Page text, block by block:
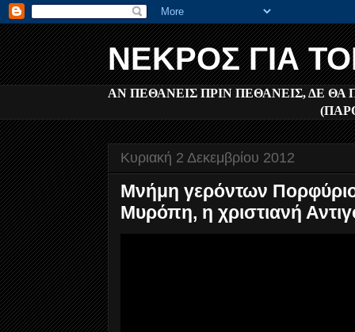
ΝΕΚΡΟΣ ΓΙΑ
ΑΝ ΠΕΘΑΝΕΙΣ ΠΡΙΝ ΠΕΘΑΝΕΙΣ, ΔΕ ΘΑ
Κυριακή 2 Δεκεμβρίου 2012
Μνήμη γερόντων
Μυρόπη, η χριστιανή